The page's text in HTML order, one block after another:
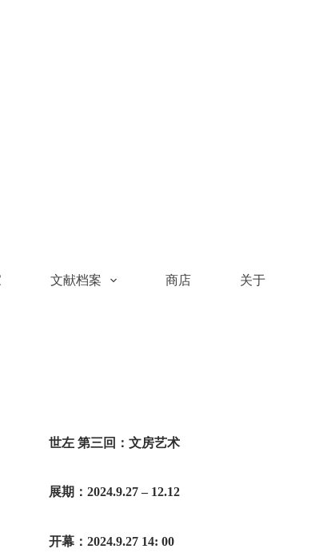
文献档案 商店 关于
世左 第三回：文房艺术
展期：2024.9.27 – 12.12
开幕：2024.9.27 14: 00